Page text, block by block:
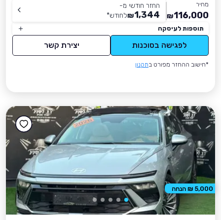
מחיר
116,000
₪
החזר חודשי מ-
1,344
₪לחודש*
תוספות לעיסקה
לפגישה בסוכנות יצירת קשר
*חישוב ההחזר מפורט בתקנון
5,000 ₪ הנחה